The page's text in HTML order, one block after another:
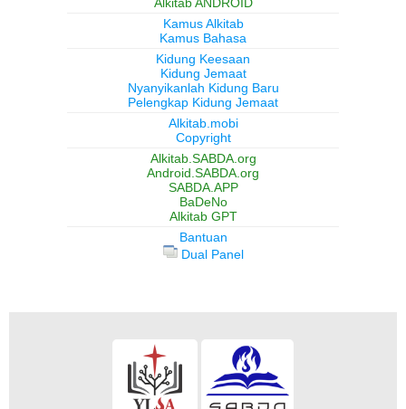
Kamus Alkitab
Kamus Bahasa
Kidung Keesaan
Kidung Jemaat
Nyanyikanlah Kidung Baru
Pelengkap Kidung Jemaat
Alkitab.mobi
Copyright
Alkitab.SABDA.org
Android.SABDA.org
SABDA.APP
BaDeNo
Alkitab GPT
Bantuan
Dual Panel